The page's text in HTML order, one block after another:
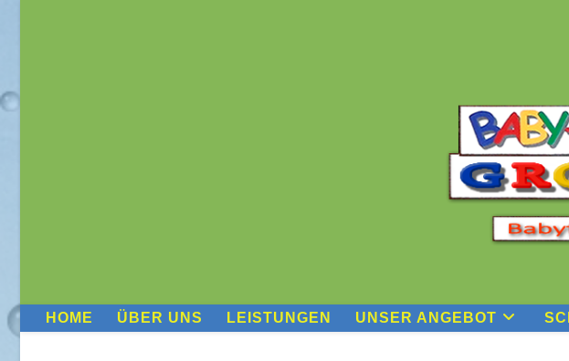
HOME ÜBER UNS LEISTUNGEN UNSER ANGEBOT